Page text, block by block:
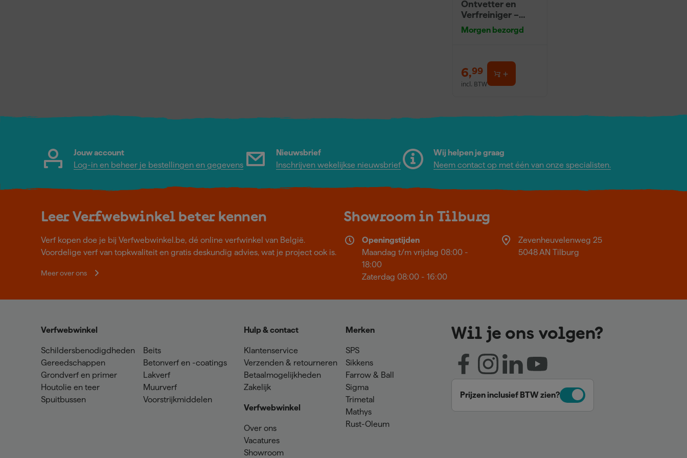
Ontvetter en
Verfreiniger –
0,5L
Morgen bezorgd
6,99
incl. BTW
Jouw account
Log-in en beheer je bestellingen en gegevens
Nieuwsbrief
Inschrijven wekelijkse nieuwsbrief
Wij helpen je graag
Neem contact op met één van onze specialisten.
Leer Verfwebwinkel beter kennen
Verf kopen doe je bij Verfwebwinkel.be, dé online verfwinkel van België.
Voordelige verf van topkwaliteit en gratis deskundig advies, wat je project ook is.
Meer over ons
Showroom in Tilburg
Openingstijden
Maandag t/m vrijdag 08:00 -
18:00
Zaterdag 08:00 - 16:00
Zevenheuvelenweg 25
5048 AN Tilburg
Verfwebwinkel
Schildersbenodigdheden
Gereedschappen
Grondverf en primer
Houtolie en teer
Spuitbussen
Beits
Betonverf en -coatings
Lakverf
Muurverf
Voorstrijkmiddelen
Hulp & contact
Klantenservice
Verzenden & retourneren
Betaalmogelijkheden
Zakelijk
Verfwebwinkel
Over ons
Vacatures
Showroom
Merken
SPS
Sikkens
Farrow & Ball
Sigma
Trimetal
Mathys
Rust-Oleum
Wil je ons volgen?
Prijzen inclusief BTW zien?